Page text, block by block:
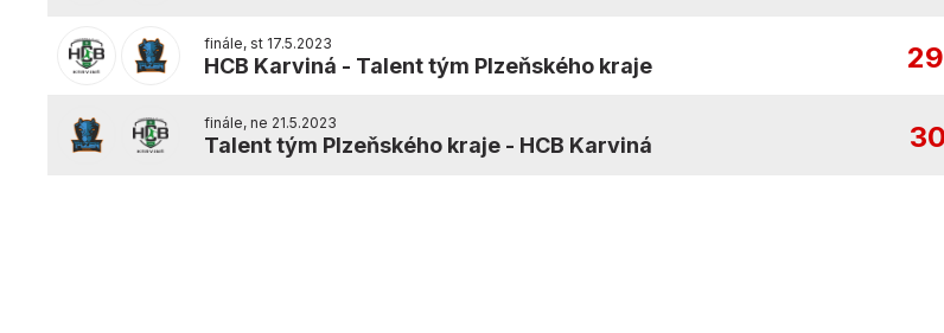
finále, st 17.5.2023
HCB Karviná - Talent tým Plzeňského kraje
finále, ne 21.5.2023
Talent tým Plzeňského kraje - HCB Karviná